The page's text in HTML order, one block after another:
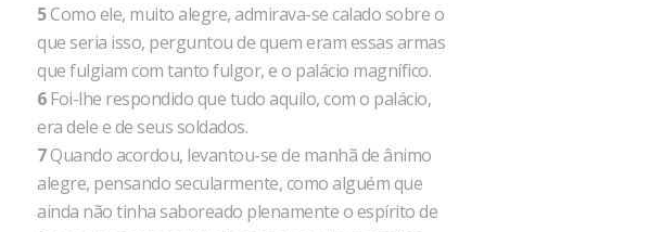
5Como ele, muito alegre, admirava-se calado sobre o
que seria isso, perguntou de quem eram essas armas
que fulgiam com tanto fulgor, e o palácio magnífico.
6Foi-lhe respondido que tudo aquilo, com o palácio,
era dele e de seus soldados.
7Quando acordou, levantou-se de manhã de ânimo
alegre, pensando secularmente, como alguém que
ainda não tinha saboreado plenamente o espírito de